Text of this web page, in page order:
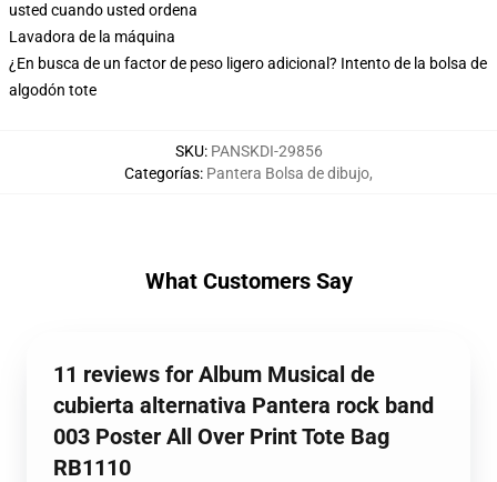
usted cuando usted ordena
Lavadora de la máquina
¿En busca de un factor de peso ligero adicional? Intento de la bolsa de
algodón tote
SKU: PANSKDI-29856
Categorías: Pantera Bolsa de dibujo,
What Customers Say
11 reviews for Album Musical de
cubierta alternativa Pantera rock band
003 Poster All Over Print Tote Bag
RB1110